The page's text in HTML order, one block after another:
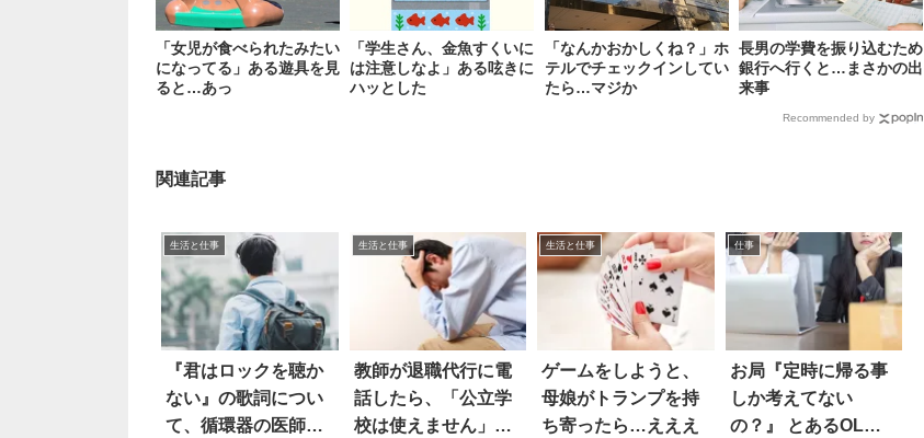
「女児が食べられたみたい
になってる」ある遊具を見
ると…あっ
「学生さん、金魚すくいに
は注意しなよ」ある呟きに
ハッとした
「なんかおかしくね？」ホ
テルでチェックインしてい
たら…マジか
長男の学費を振り込むため
銀行へ行くと…まさかの出
来事
Recommended by
関連記事
生活と仕事
『君はロックを聴か
ない』の歌詞につい
て、循環器の医師
生活と仕事
教師が退職代行に電
話したら、「公立学
校は使えません」と
生活と仕事
ゲームをしようと、
母娘がトランプを持
ち寄ったら…えええ
仕事
お局『定時に帰る事
しか考えてない
の？』 とあるOL